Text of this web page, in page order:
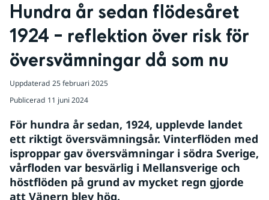
Hundra år sedan flödesåret
1924 – reflektion över risk för
översvämningar då som nu
Uppdaterad 25 februari 2025
Publicerad 11 juni 2024
För hundra år sedan, 1924, upplevde landet
ett riktigt översvämningsår. Vinterflöden med
isproppar gav översvämningar i södra Sverige,
vårfloden var besvärlig i Mellansverige och
höstflöden på grund av mycket regn gjorde
att Vänern blev hög.